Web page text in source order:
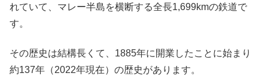
れていて、マレー半島を横断する全長1,699kmの鉄道で
す。
その歴史は結構長くて、1885年に開業したことに始まり
約137年（2022年現在）の歴史があります。